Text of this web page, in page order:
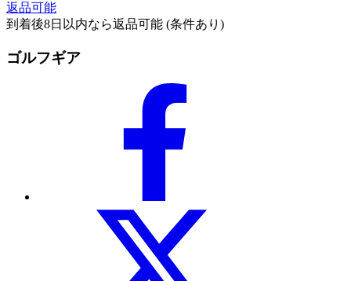
返品可能
到着後8日以内なら返品可能 (条件あり)
ゴルフギア